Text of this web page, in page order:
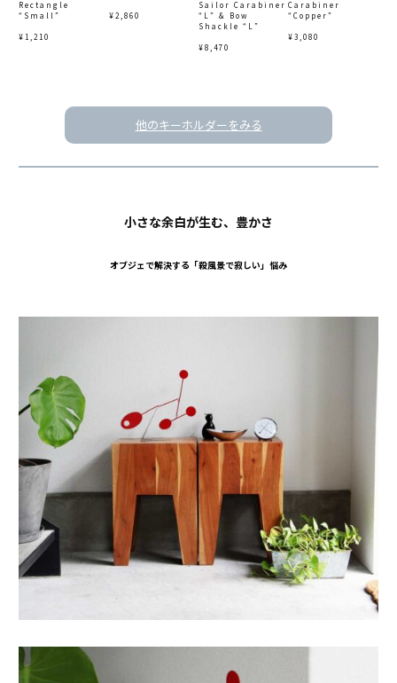
Rectangle
“Small”
¥1,210
¥2,860
Sailor Carabiner
“L” & Bow
Shackle “L”
¥8,470
Carabiner
“Copper”
¥3,080
他のキーホルダーをみる
小さな余白が生む、豊かさ
オブジェで解決する「殺風景で寂しい」悩み